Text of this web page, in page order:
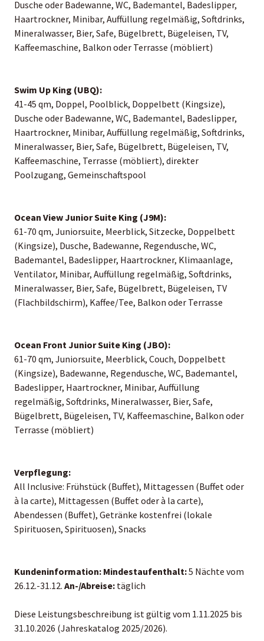
Dusche oder Badewanne, WC, Bademantel, Badeslipper,
Haartrockner, Minibar, Auffüllung regelmäßig, Softdrinks,
Mineralwasser, Bier, Safe, Bügelbrett, Bügeleisen, TV,
Kaffeemaschine, Balkon oder Terrasse (möbliert)
Swim Up King (UBQ):
41-45 qm, Doppel, Poolblick, Doppelbett (Kingsize),
Dusche oder Badewanne, WC, Bademantel, Badeslipper,
Haartrockner, Minibar, Auffüllung regelmäßig, Softdrinks,
Mineralwasser, Bier, Safe, Bügelbrett, Bügeleisen, TV,
Kaffeemaschine, Terrasse (möbliert), direkter
Poolzugang, Gemeinschaftspool
Ocean View Junior Suite King (J9M):
61-70 qm, Juniorsuite, Meerblick, Sitzecke, Doppelbett
(Kingsize), Dusche, Badewanne, Regendusche, WC,
Bademantel, Badeslipper, Haartrockner, Klimaanlage,
Ventilator, Minibar, Auffüllung regelmäßig, Softdrinks,
Mineralwasser, Bier, Safe, Bügelbrett, Bügeleisen, TV
(Flachbildschirm), Kaffee/Tee, Balkon oder Terrasse
Ocean Front Junior Suite King (JBO):
61-70 qm, Juniorsuite, Meerblick, Couch, Doppelbett
(Kingsize), Badewanne, Regendusche, WC, Bademantel,
Badeslipper, Haartrockner, Minibar, Auffüllung
regelmäßig, Softdrinks, Mineralwasser, Bier, Safe,
Bügelbrett, Bügeleisen, TV, Kaffeemaschine, Balkon oder
Terrasse (möbliert)
Verpflegung:
All Inclusive: Frühstück (Buffet), Mittagessen (Buffet oder
à la carte), Mittagessen (Buffet oder à la carte),
Abendessen (Buffet), Getränke kostenfrei (lokale
Spirituosen, Spirituosen), Snacks
Kundeninformation: Mindestaufenthalt:5 Nächte vom
26.12.-31.12. An-/Abreise: täglich
Diese Leistungsbeschreibung ist gültig vom 1.11.2025 bis
31.10.2026 (Jahreskatalog 2025/2026).